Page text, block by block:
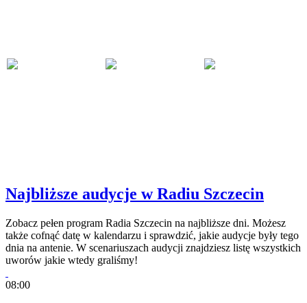
Najbliższe audycje w Radiu Szczecin
Zobacz pełen program Radia Szczecin na najbliższe dni. Możesz
także cofnąć datę w kalendarzu i sprawdzić, jakie audycje były tego
dnia na antenie. W scenariuszach audycji znajdziesz listę wszystkich
uworów jakie wtedy graliśmy!
08:00